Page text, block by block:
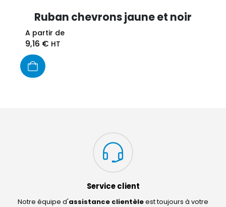
Ruban chevrons jaune et noir
A partir de
9,16 € HT
Service client
Notre équipe d'assistance clientèleest toujours à votre